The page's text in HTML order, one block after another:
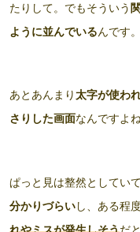
たりして。でもそういう
ように並んでいるんです。
あとあんまり太字が使わ
さりした画面なんですよね
ぱっと見は整然としてい
分かりづらいし、ある程
れやミスが発生しそうだ